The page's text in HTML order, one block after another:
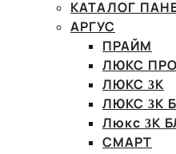
КАТАЛОГ
АРГУС
ПРАЙМ
ЛЮКС ПРО
ЛЮКС 3К
ЛЮКС 3К
Люкс 3К
СМАРТ